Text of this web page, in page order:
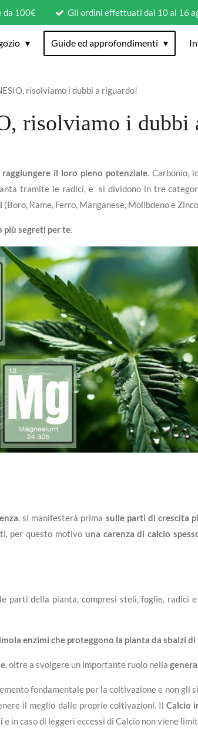
da 100€ Gli ordini effettuati dal 10 al 16
Guide ed approfondimenti
risolviamo i dubbi a riguardo!
risolviamo i dubbi
raggiungere il loro pieno potenziale. Carbonio,
tramite le radici, e si dividono in tre
(Boro, Rame, Ferro, Manganese, Molibdeno e
più segreti per te.
, si manifesterà prima sulle parti di crescita
per questo motivo una carenza di calcio
parti della pianta, compresi steli, foglie, radici e
enzimi che proteggono la pianta da sbalzi
, oltre a svolgere un importante ruolo nella
fondamentale per la coltivazione e non gli
il meglio dalle proprie coltivazioni. Il Calcio
e in caso di leggeri eccessi di Calcio non viene